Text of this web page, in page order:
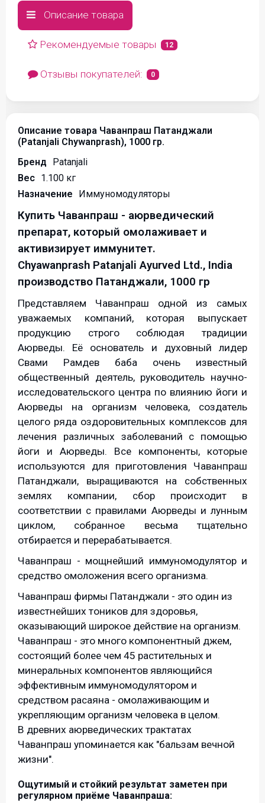
Описание товара
Рекомендуемые товары 12
Отзывы покупателей: 0
Описание товара Чаванпраш Патанджали
(Patanjali Chywanprash), 1000 гр.
Бренд
Patanjali
Вес 1.100 кг
Назначение
Иммуномодуляторы
Купить Чаванпраш - аюрведический
препарат, который омолаживает и
активизирует иммунитет.
Chyawanprash Patanjali Ayurved Ltd., India
производство Патанджали, 1000 гр
Представляем Чаванпраш одной из самых
уважаемых компаний, которая выпускает
продукцию строго соблюдая традиции
Аюрведы. Её основатель и духовный лидер
Свами Рамдев баба очень известный
общественный деятель, руководитель научно-
исследовательского центра по влиянию йоги и
Аюрведы на организм человека, создатель
целого ряда оздоровительных комплексов для
лечения различных заболеваний с помощью
йоги и Аюрведы. Все компоненты, которые
используются для приготовления Чаванпраш
Патанджали, выращиваются на собственных
землях компании, сбор происходит в
соответствии с правилами Аюрведы и лунным
циклом, собранное весьма тщательно
отбирается и перерабатывается.
Чаванпраш - мощнейший иммуномодулятор и
средство омоложения всего организма.
Чаванпраш фирмы Патанджали - это один из
известнейших тоников для здоровья,
оказывающий широкое действие на организм.
Чаванпраш - это много компонентный джем,
состоящий более чем 45 растительных и
минеральных компонентов являющийся
эффективным иммуномодулятором и
средством расаяна - омолаживающим и
укрепляющим организм человека в целом.
В древних аюрведических трактатах
Чаванпраш упоминается как "бальзам вечной
жизни".
Ощутимый и стойкий результат заметен при
регулярном приёме Чаванпраша: